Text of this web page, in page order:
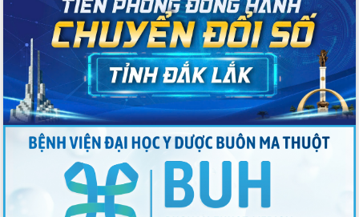
Chuyển đổi số 'mở đường' cho nông
nghiệp Đắk Lắk tăng trưởng bứt phá
Triển khai đồng bộ đo đạc, lập hồ sơ
địa chính, hoàn thiện cơ sở dữ liệu đất
đai
Ứng dụng sinh trắc học - Bước tiến
trong hành trình chuyển đổi số tại Đắk
Lắk
Đắk Lắk nâng cao hiệu quả công tác
Đảng từ Sổ tay đảng viên điện tử
Đắk Lắk đẩy mạnh nuôi biển công
nghệ, hướng tới phát triển thủy sản